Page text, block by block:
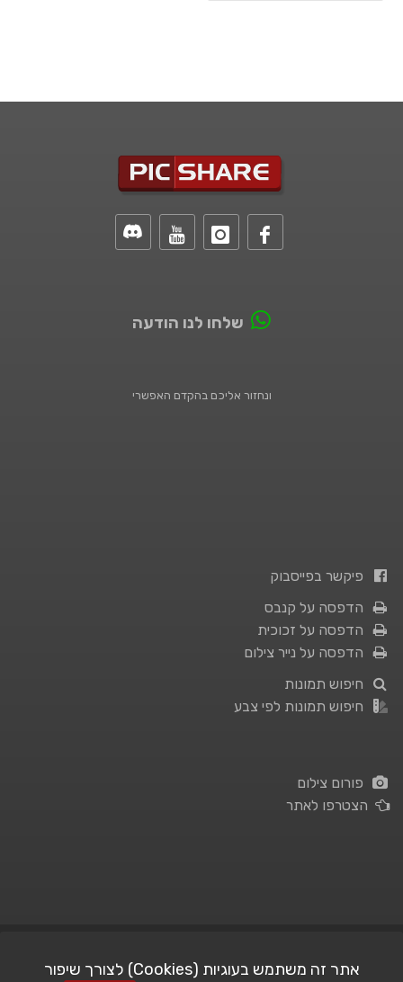
שלחו לנו הודעה
ונחזור אליכם בהקדם האפשרי
פיקשר בפייסבוק
הדפסה על קנבס
הדפסה על זכוכית
הדפסה על נייר צילום
חיפוש תמונות
חיפוש תמונות לפי צבע
פורום צילום
הצטרפו לאתר
אתר זה משתמש בעוגיות (Cookies) לצורך שיפור